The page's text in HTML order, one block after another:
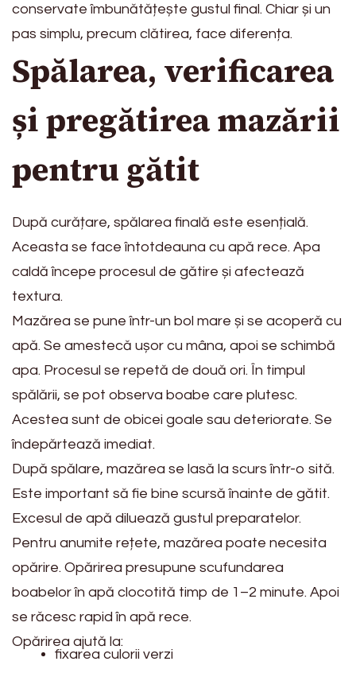
conservate îmbunătățește gustul final. Chiar și un
pas simplu, precum clătirea, face diferența.
Spălarea, verificarea
și pregătirea mazării
pentru gătit
După curățare, spălarea finală este esențială.
Aceasta se face întotdeauna cu apă rece. Apa
caldă începe procesul de gătire și afectează
textura.
Mazărea se pune într-un bol mare și se acoperă cu
apă. Se amestecă ușor cu mâna, apoi se schimbă
apa. Procesul se repetă de două ori. În timpul
spălării, se pot observa boabe care plutesc.
Acestea sunt de obicei goale sau deteriorate. Se
îndepărtează imediat.
După spălare, mazărea se lasă la scurs într-o sită.
Este important să fie bine scursă înainte de gătit.
Excesul de apă diluează gustul preparatelor.
Pentru anumite rețete, mazărea poate necesita
opărire. Opărirea presupune scufundarea
boabelor în apă clocotită timp de 1–2 minute. Apoi
se răcesc rapid în apă rece.
Opărirea ajută la:
fixarea culorii verzi